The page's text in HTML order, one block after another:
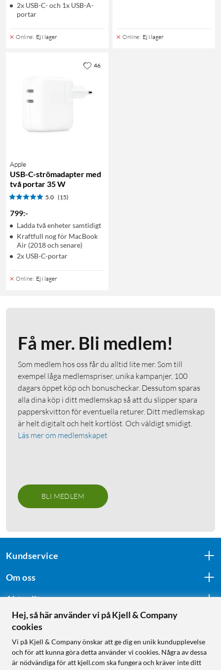
2x USB-C- och 1x USB-A-
portar
Online: Ej i lager Online: Ej i lager
Apple
USB-C-strömadapter med
två portar 35 W
5.0 (15)
799:-
Ladda två enheter samtidigt
Kraftfull nog för MacBook
Air (2018 och senare)
2x USB-C-portar
Online: Ej i lager
46
Få mer. Bli medlem!
Som medlem hos oss får du alltid lite mer. Som till
exempel låga medlemspriser, unika kampanjer, 100
dagars öppet köp och bonuscheckar. Dessutom sparas
alla dina köp i ditt medlemskap så att du slipper spara
papperskvitton för eventuella returer. Ditt medlemskap
är helt digitalt och helt kortlöst. Och väldigt smidigt.
Läs mer om medlemskapet
BLI MEDLEM
Kundservice
Om oss
Aktuellt
Följ oss
Hej, så här använder vi på Kjell & Company
cookies
Vi på Kjell & Company önskar att ge dig en unik kundupplevelse
och för att kunna göra detta använder vi cookies. Några av dessa
är nödvändiga för att kjell.com ska fungera och kräver inte ditt